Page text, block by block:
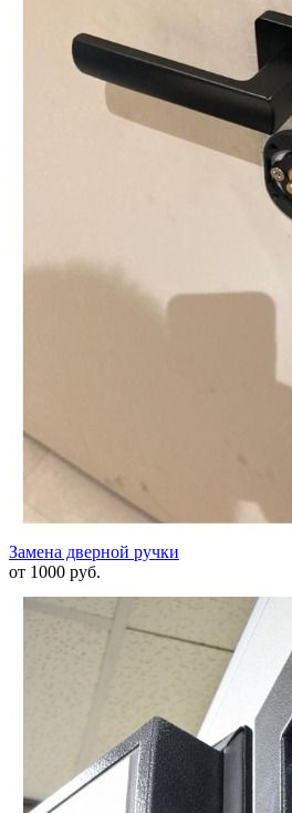
Замена дверной ручки
от 1000 руб.